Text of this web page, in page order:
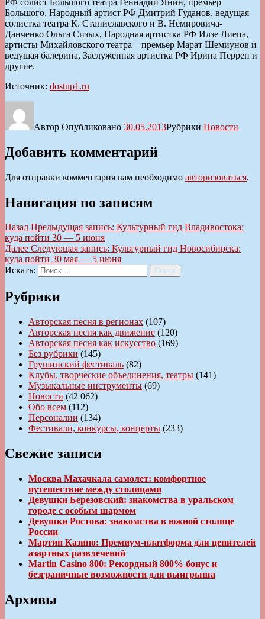
Большого, Народный артист РФ Дмитрий Гуданов, ведущая
солистка театра К. Станиславского и В. Немировича-
Данченко Ольга Сизых, Народная артистка РФ Илзе Лиепа,
артисты Михайловского театра – премьер Марат Шемиунов и
ведущая балерина, Заслуженная артистка РФ Ирина Перрен и
другие.
Источник: dostup1.ru
Автор Опубликовано 30.05.2013Рубрики Новости
Добавить комментарий
Для отправки комментария вам необходимо авторизоваться.
Навигация по записям
Назад Предыдущая запись: Культурный гид Владивостока:
куда пойти 30 — 5 июня
Далее Следующая запись: Культурный гид Новосибирска:
куда пойти 30 мая — 5 июня
Искать:
Поиск
Рубрики
Авторская песня в регионах (107)
Авторская песня как движение (120)
Авторская песня как искусство (169)
Без рубрики (145)
Грушинский фестиваль (82)
Клубы, творческие объединения, театры (141)
Музыкальные инструменты (69)
Новости (42 062)
Обо всем (112)
Персоналии (134)
Фестивали, конкурсы, концерты (233)
Свежие записи
Москва Махачкала самолет: комфортное
путешествие между столицами
Девушки Березовский: знакомства в уральском
городе с особым шармом
Девушки Ростова: знакомства в южной столице
России
Мартин Казино: Премиум-платформа для ценителей
азартных развлечений
Martin Casino 800: Рекордный 800% бонус и
безграничные возможности для выигрыша
Архивы